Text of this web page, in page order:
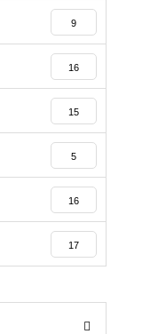
9
16
15
5
16
17